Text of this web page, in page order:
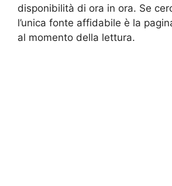
disponibilità di ora in ora. Se
l’unica fonte affidabile è la
al momento della lettura.